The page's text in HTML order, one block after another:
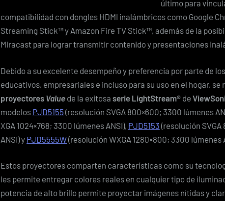
último para
compatibilidad con dongles HDMI inalámbricos como Google
Streaming Stick™ y Amazon Fire TV Stick™, además de la
Miracast para lograr transmitir contenido y presentaciones
Debido a su excelente desempeño y preferencia por parte de
educativos, empresariales e incluso para su uso en el hogar, se
proyectores Value de la exitosa serie LightStream® de
modelos PJD5155 (resolución SVGA 800×600; 3300 lúmenes
XGA 1024×768; 3300 lúmenes ANSI), PJD5153 (resolución
ANSI) y PJD5555W(resolución WXGA 1280×800; 3300 lúmenes
Estos proyectores comparten características como su
les permite entregar colores reales en cualquier tipo de
potencia de alto brillo permite proyectar imágenes nítidas y